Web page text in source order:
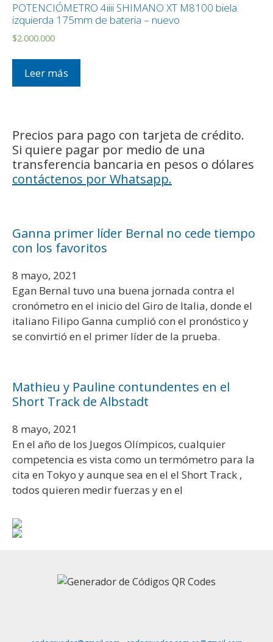
POTENCIÓMETRO 4iiii SHIMANO XT M8100 biela
izquierda 175mm de bateria – nuevo
$2.000.000
Leer más
Precios para pago con tarjeta de crédito.
Si quiere pagar por medio de una
transferencia bancaria en pesos o dólares
contáctenos por Whatsapp.
Ganna primer líder Bernal no cede tiempo
con los favoritos
8 mayo, 2021
Egan Bernal tuvo una buena jornada contra el
cronómetro en el inicio del Giro de Italia, donde el
italiano Filipo Ganna cumplió con el pronóstico y
se convirtió en el primer líder de la prueba.
Mathieu y Pauline contundentes en el
Short Track de Albstadt
8 mayo, 2021
En el año de los Juegos Olímpicos, cualquier
competencia es vista como un termómetro para la
cita en Tokyo y aunque sea en el el Short Track ,
todos quieren medir fuerzas y en el